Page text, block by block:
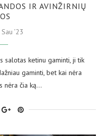
IR AVINŽIRNIŲ
’23
salotas ketinu gaminti, ji tik
gaminti, bet kai nėra
nėra čia ką…